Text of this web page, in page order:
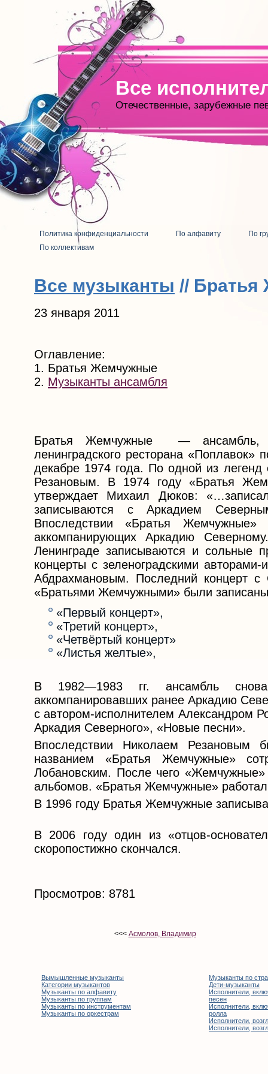
Все
Отечественные, зарубежные
Политика конфиденциальности По алфавиту
По
По коллективам
Все музыканты //
23 января 2011
Оглавление:
1. Братья Жемчужные
2. Музыканты ансамбля
Братья Жемчужные — ансамбль,
ленинградского ресторана «Поплавок»
декабре 1974 года. По одной из
Резановым. В 1974 году «Братья
утверждает Михаил Дюков:
записываются с Аркадием
Впоследствии «Братья
аккомпанирующих Аркадию
Ленинграде записываются и сольные
концерты с зеленоградскими
Абдрахмановым. Последний концерт
«Братьями Жемчужными» были
«Первый концерт»,
«Третий концерт»,
«Четвёртый концерт»
«Листья желтые»,
В 1982—1983 гг. ансамбль
аккомпанировавших ранее Аркадию
с автором-исполнителем Александром
Аркадия Северного», «Новые песни».
Впоследствии Николаем Резановым
названием «Братья Жемчужные»
Лобановским. После чего
альбомов. «Братья Жемчужные»
В 1996 году Братья Жемчужные
В 2006 году один из «отцов-
скоропостижно скончался.
Просмотров: 8781
<<< Асмолов, Владимир
Вымышленные музыканты
Категории музыкантов
Музыканты по алфавиту
Музыканты по группам
Музыканты по инструментам
Музыканты по оркестрам
Музыканты по
Дети-музыканты
Исполнители,
песен
Исполнители,
ролла
Исполнители,
Исполнители,